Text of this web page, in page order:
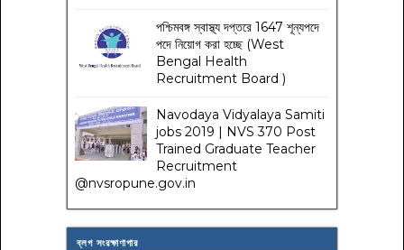
পশ্চিমবঙ্গ স্বাস্থ্য দপ্তরে 1647 শূন্যপদে
পদে নিয়োগ করা হচ্ছে (West
Bengal Health
Recruitment Board )
Navodaya Vidyalaya Samiti
jobs 2019 | NVS 370 Post
Trained Graduate Teacher
Recruitment
@nvsropune.gov.in
ব্লগ সংরক্ষাণাগার